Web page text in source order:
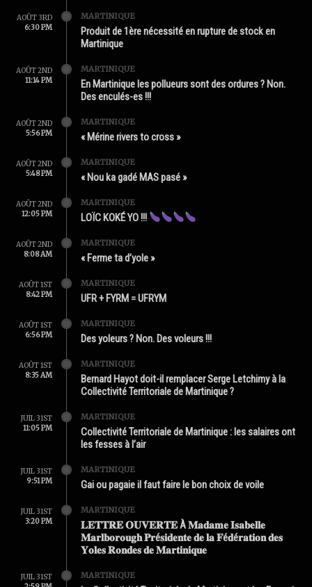
AOÛT 3RD
6:30 PM
MARTINIQUE
Produit de 1ère nécessité en rupture de stock en
Martinique
AOÛT 2ND
11:14 PM
MARTINIQUE
En Martinique les pollueurs sont des ordures ? Non.
Des enculés-es !!!
AOÛT 2ND
5:56 PM
MARTINIQUE
« Mérine rivers to cross »
AOÛT 2ND
5:48 PM
MARTINIQUE
« Nou ka gadé MAS pasé »
AOÛT 2ND
12:05 PM
MARTINIQUE
LOÏC KOKÉ YO !!!
AOÛT 2ND
8:08 AM
MARTINIQUE
« Ferme ta d’yole »
AOÛT 1ST
8:42 PM
MARTINIQUE
UFR + FYRM = UFRYM
AOÛT 1ST
6:56 PM
MARTINIQUE
Des yoleurs ? Non. Des voleurs !!!
AOÛT 1ST
8:35 AM
MARTINIQUE
Bernard Hayot doit-il remplacer Serge Letchimy à la
Collectivité Territoriale de Martinique ?
JUIL 31ST
11:05 PM
MARTINIQUE
Collectivité Territoriale de Martinique : les salaires ont
les fesses à l’air
JUIL 31ST
9:51 PM
MARTINIQUE
Gai ou pagaie il faut faire le bon choix de voile
JUIL 31ST
3:20 PM
MARTINIQUE
𝐋𝐄𝐓𝐓𝐑𝐄 𝐎𝐔𝐕𝐄𝐑𝐓𝐄 À 𝐌𝐚𝐝𝐚𝐦𝐞 𝐈𝐬𝐚𝐛𝐞𝐥𝐥𝐞
𝐌𝐚𝐫𝐥𝐛𝐨𝐫𝐨𝐮𝐠𝐡 𝐏𝐫é𝐬𝐢𝐝𝐞𝐧𝐭𝐞 𝐝𝐞 𝐥𝐚 𝐅é𝐝é𝐫𝐚𝐭𝐢𝐨𝐧 𝐝𝐞𝐬
𝐘𝐨𝐥𝐞𝐬 𝐑𝐨𝐧𝐝𝐞𝐬 𝐝𝐞 𝐌𝐚𝐫𝐭𝐢𝐧𝐢𝐪𝐮𝐞
JUIL 31ST
MARTINIQUE